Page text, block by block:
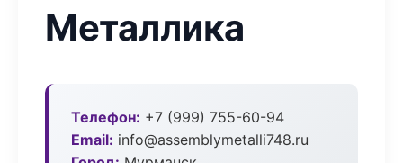
Металлика
Телефон: +7 (999) 755-60-94
Email: info@assemblymetalli748.ru